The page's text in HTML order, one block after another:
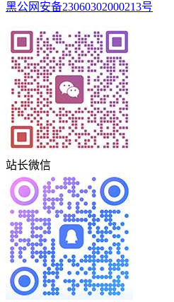
黑公网安备23060302000213号
站长微信